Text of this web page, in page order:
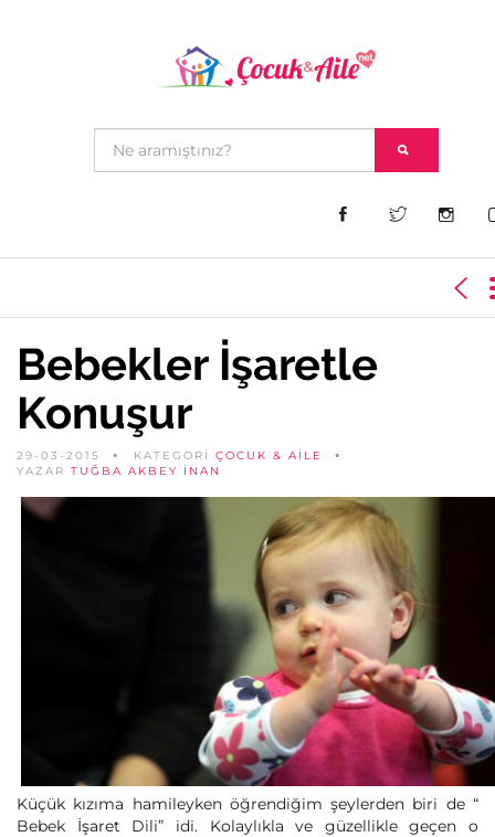
Bebekler İşaretle
Konuşur
29-03-2015 KATEGORİ ÇOCUK & AILE
YAZAR TUĞBA AKBEY İNAN
Küçük kızıma hamileyken öğrendiğim şeylerden biri de “
Bebek İşaret Dili” idi. Kolaylıkla ve güzellikle geçen o